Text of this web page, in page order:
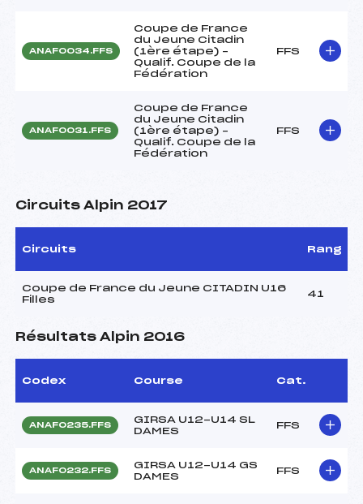
ANAF0034.FFS
Coupe de France
du Jeune Citadin
(1ère étape) –
Qualif. Coupe de la
Fédération
FFS
ANAF0031.FFS
Coupe de France
du Jeune Citadin
(1ère étape) –
Qualif. Coupe de la
Fédération
FFS
Circuits Alpin 2017
Circuits Rang
Coupe de France du Jeune CITADIN U16
Filles
41
Résultats Alpin 2016
Codex Course Cat.
ANAF0235.FFS
GIRSA U12-U14 SL
DAMES
FFS
ANAF0232.FFS
GIRSA U12-U14 GS
DAMES
FFS